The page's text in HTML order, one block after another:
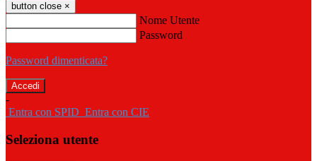
button close ×
Nome Utente
Password
Password dimenticata?
-
Entra con SPID Entra con CIE
Seleziona utente